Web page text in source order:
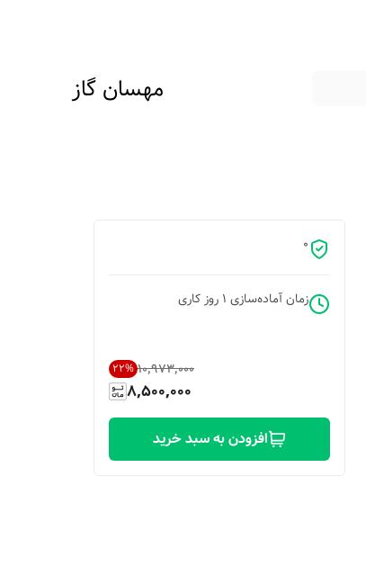
مهسان گاز
0
زمان آماده‌سازی 1 روز کاری
۱۰٬۹۷۳٬۰۰۰ 22%
8,500,000
افزودن به سبد خرید